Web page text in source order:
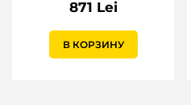
871 Lei
В КОРЗИНУ